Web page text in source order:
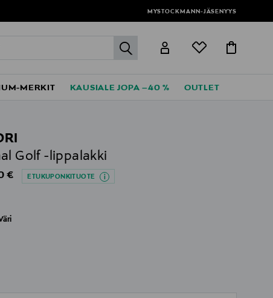
MYSTOCKMANN-JÄSENYYS
label.header.go
MERKIT KAUSIALE JOPA –40 % OUTLET
Golf -lippalakki
Price
€ ETUKUPONKITUOTE